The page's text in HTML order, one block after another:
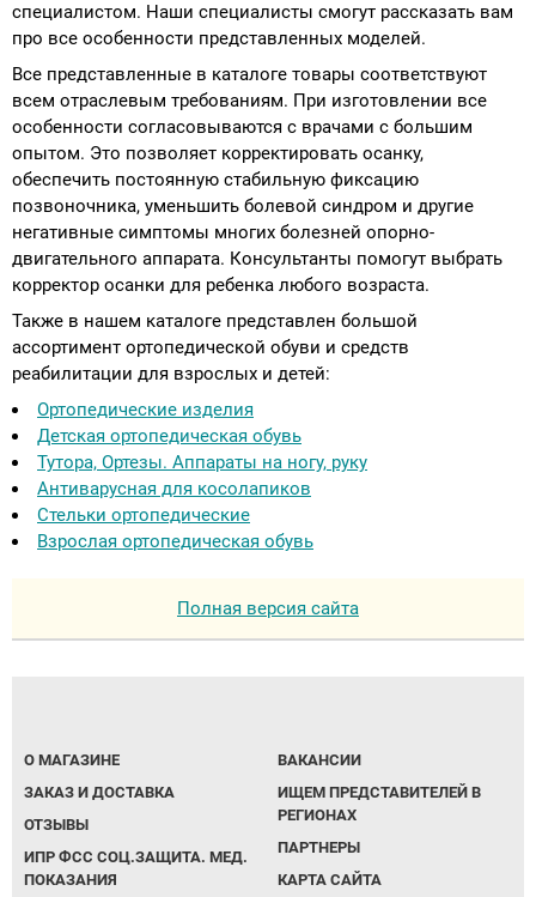
специалистом. Наши специалисты смогут рассказать вам
про все особенности представленных моделей.
Все представленные в каталоге товары соответствуют
всем отраслевым требованиям. При изготовлении все
особенности согласовываются с врачами с большим
опытом. Это позволяет корректировать осанку,
обеспечить постоянную стабильную фиксацию
позвоночника, уменьшить болевой синдром и другие
негативные симптомы многих болезней опорно-
двигательного аппарата. Консультанты помогут выбрать
корректор осанки для ребенка любого возраста.
Также в нашем каталоге представлен большой
ассортимент ортопедической обуви и средств
реабилитации для взрослых и детей:
Ортопедические изделия
Детская ортопедическая обувь
Тутора, Ортезы. Аппараты на ногу, руку
Антиварусная для косолапиков
Стельки ортопедические
Взрослая ортопедическая обувь
Полная версия сайта
О МАГАЗИНЕ
ЗАКАЗ И ДОСТАВКА
ОТЗЫВЫ
ИПР ФСС СОЦ.ЗАЩИТА. МЕД.
ПОКАЗАНИЯ
ВАКАНСИИ
ИЩЕМ ПРЕДСТАВИТЕЛЕЙ В
РЕГИОНАХ
ПАРТНЕРЫ
КАРТА САЙТА